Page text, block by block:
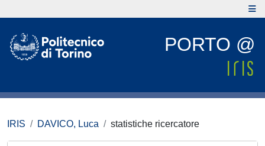
PORTO @
IRIS DAVICO, Luca statistiche ricercatore